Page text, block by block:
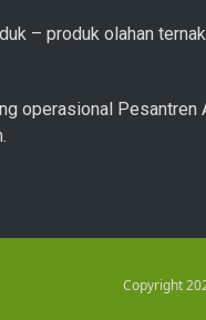
– produk olahan
operasional Pesantren
Copyright